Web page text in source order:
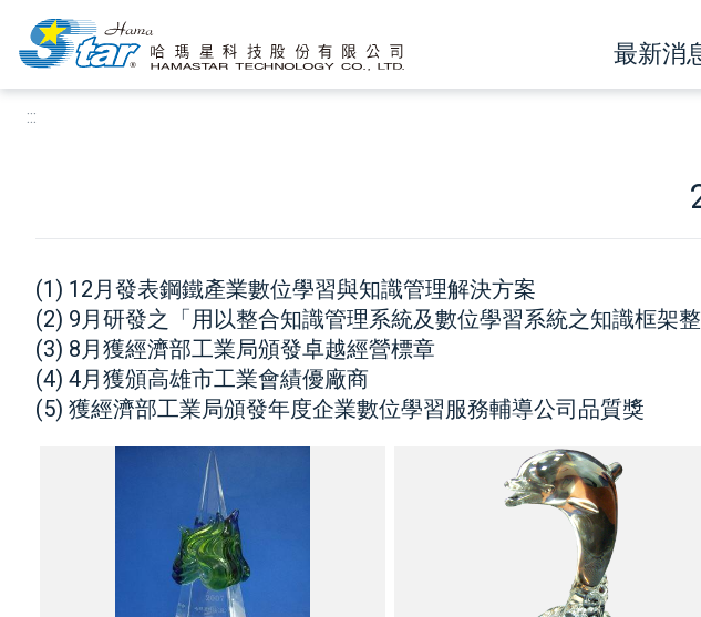
跳到主要內容區塊
最新消
:::
(1) 12月發表鋼鐵產業數位學習與知識管理解決方案
(2) 9月研發之「用以整合知識管理系統及數位學習系統之知識框架
(3) 8月獲經濟部工業局頒發卓越經營標章
(4) 4月獲頒高雄市工業會績優廠商
(5) 獲經濟部工業局頒發年度企業數位學習服務輔導公司品質獎